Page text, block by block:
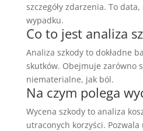
szczegóły zdarzenia. To
wypadku.
Co to jest analiza
Analiza szkody to dokładne
skutków. Obejmuje zarówno
niematerialne, jak ból.
Na czym polega
Wycena szkody to analiza
utraconych korzyści.